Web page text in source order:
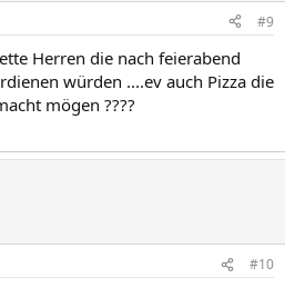
#9
Herren die nach feierabend
würden ....ev auch Pizza die
mögen ????
#10